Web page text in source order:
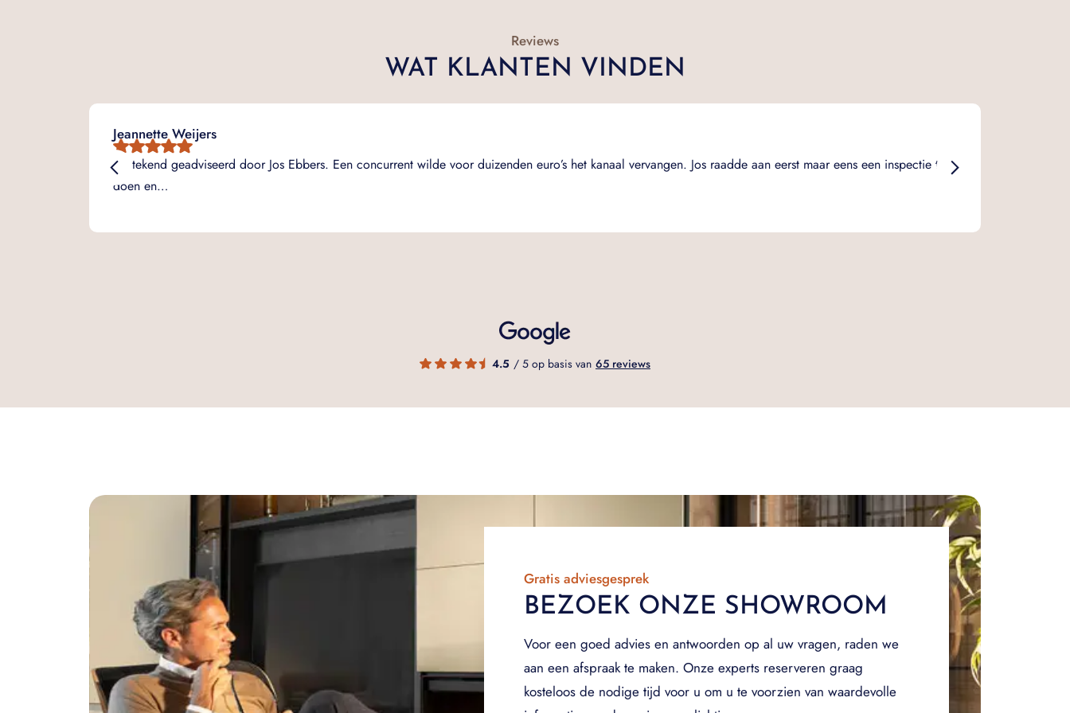
Reviews
WAT KLANTEN VINDEN
Jeannette Weijers
Uitstekend geadviseerd door Jos Ebbers. Een concurrent wilde voor duizenden euro’s het kanaal vervangen. Jos raadde aan eerst maar eens een inspectie te
doen en…
4.5 / 5 op basis van 65 reviews
Gratis adviesgesprek
BEZOEK ONZE SHOWROOM
Voor een goed advies en antwoorden op al uw vragen, raden we
aan een afspraak te maken. Onze experts reserveren graag
kosteloos de nodige tijd voor u om u te voorzien van waardevolle